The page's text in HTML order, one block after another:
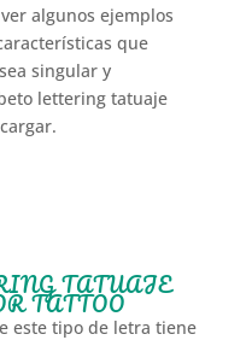
algunos ejemplos
que
singular y
lettering tatuaje
TATUAJE
TATTOO
este tipo de letra tiene